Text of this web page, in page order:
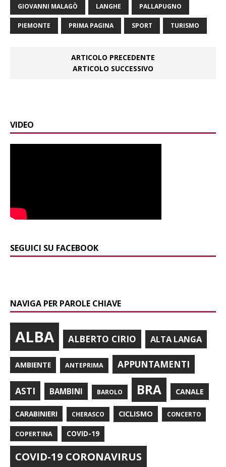
GIOVANNI MALAGÒ LANGHE PALLAPUGNO
PIEMONTE PRIMA PAGINA SPORT TURISMO
ARTICOLO PRECEDENTE
ARTICOLO SUCCESSIVO
VIDEO
SEGUICI SU FACEBOOK
NAVIGA PER PAROLE CHIAVE
ALBA ALBERTO CIRIO ALTA LANGA
AMBIENTE ANTEPRIMA APPUNTAMENTI
ASTI BAMBINI BAROLO BRA CANALE
CARABINIERI CHERASCO CICLISMO CONCERTO
COPERTINA COVID-19
COVID-19 CORONAVIRUS